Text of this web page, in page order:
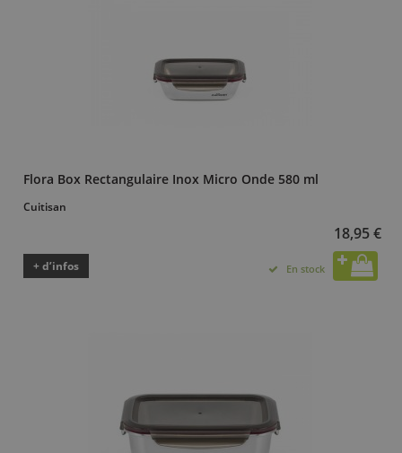
Flora Box Rectangulaire Inox Micro Onde 580 ml
Cuitisan
18,95 €
+ d’infos En stock